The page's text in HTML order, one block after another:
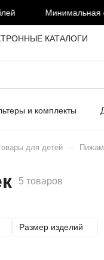
Минимальная
КАТАЛОГИ
и комплекты
для детей –
5 товаров
Размер изделий